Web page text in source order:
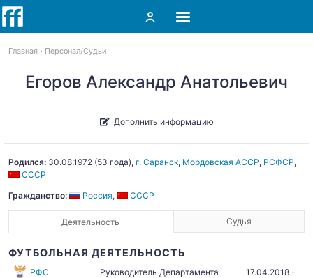
Главная Персонал Судьи
Егоров Александр Анатольевич
Дополнить информацию
Родился: 30.08.1972 (53 года), г. Саранск, Мордовская АССР, РСФСР,
СССР
Гражданство:
Россия, СССР
Деятельность Судья
ФУТБОЛЬНАЯ ДЕЯТЕЛЬНОСТЬ
РФС
Руководитель Департамента
17.04.2018 -